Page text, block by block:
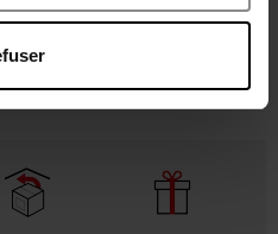
?